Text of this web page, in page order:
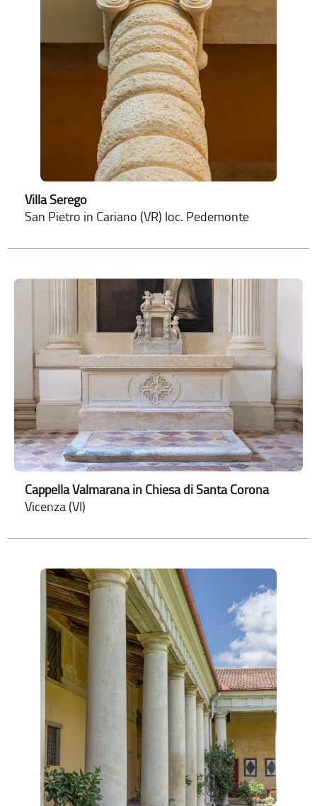
Villa Serego
San Pietro in Cariano (VR) loc. Pedemonte
Cappella Valmarana in Chiesa di Santa Corona
Vicenza (VI)